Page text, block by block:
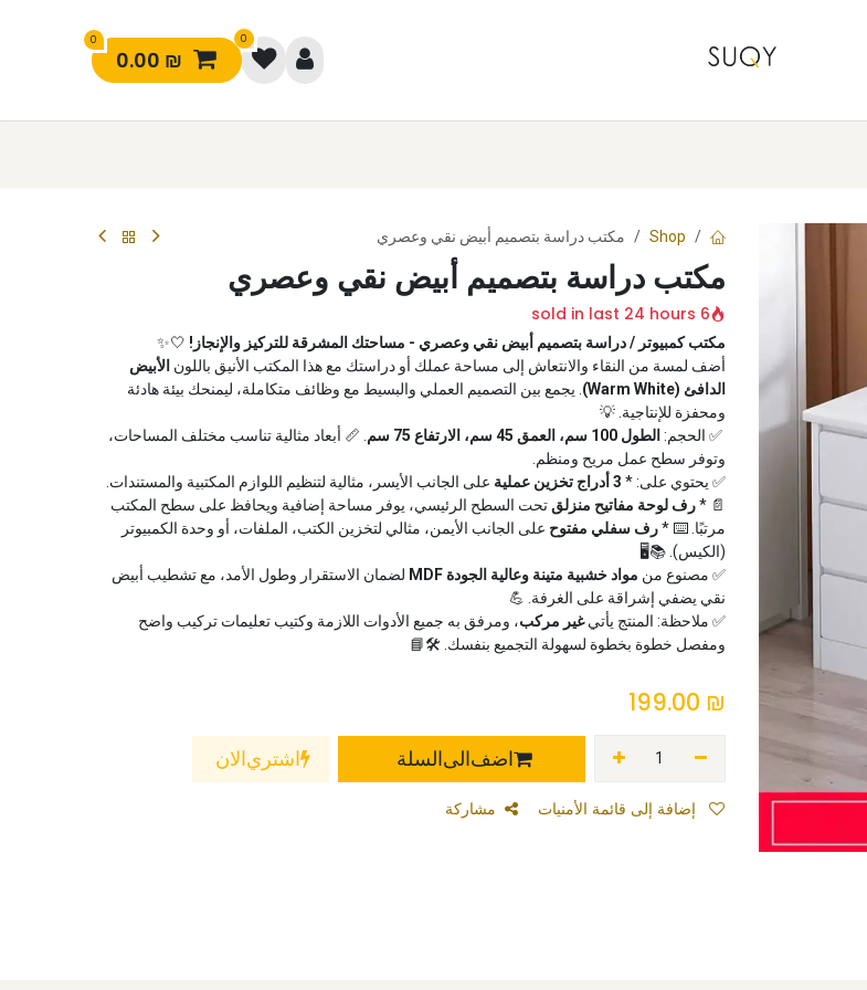
0
0
₪
0.00
Shop مكتب دراسة بتصميم أبيض نقي وعصري
مكتب دراسة بتصميم أبيض نقي وعصري
6 sold in last 24 hours
مكتب كمبيوتر / دراسة بتصميم أبيض نقي وعصري - مساحتك المشرقة للتركيز والإنجاز! 🤍✨
أضف لمسة من النقاء والانتعاش إلى مساحة عملك أو دراستك مع هذا المكتب الأنيق باللون الأبيض
الدافئ (Warm White)
. يجمع بين التصميم العملي والبسيط مع وظائف متكاملة، ليمنحك بيئة هادئة
ومحفزة للإنتاجية. 💡
✅ الحجم: الطول 100 سم، العمق 45 سم، الارتفاع 75 سم
. 📏 أبعاد مثالية تناسب مختلف المساحات،
وتوفر سطح عمل مريح ومنظم.
✅ يحتوي على: * 3 أدراج تخزين عملية
على الجانب الأيسر، مثالية لتنظيم اللوازم المكتبية والمستندات.
📄 *رف لوحة مفاتيح منزلق تحت السطح الرئيسي، يوفر مساحة إضافية ويحافظ على سطح المكتب
مرتبًا. ⌨️ *رف سفلي مفتوح على الجانب الأيمن، مثالي لتخزين الكتب، الملفات، أو وحدة الكمبيوتر
(الكيس). 📚🖥️
✅ مصنوع من مواد خشبية متينة وعالية الجودة MDF لضمان الاستقرار وطول الأمد، مع تشطيب أبيض
نقي يضفي إشراقة على الغرفة. 💪
✅ ملاحظة: المنتج يأتيغير مركب، ومرفق به جميع الأدوات اللازمة وكتيب تعليمات تركيب واضح
ومفصل خطوة بخطوة لسهولة التجميع بنفسك. 🛠️📘
₪
199.00
اضف الى السلة اشتري الان
مشاركة